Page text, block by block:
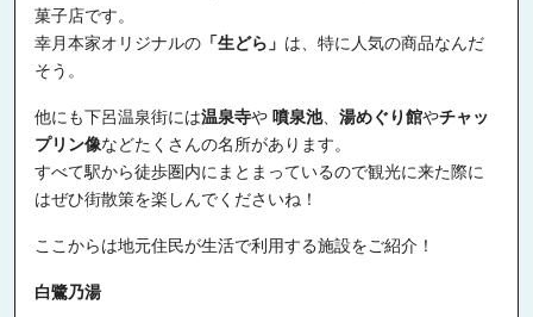
菓子店です。
幸月本家オリジナルの 「生どら」 は、特に人気の商品なんだ
そう。
他にも下呂温泉街には温泉寺や 噴泉池、 湯めぐり館やチャッ
プリン像などたくさんの名所があります。
すべて駅から徒歩圏内にまとまっているので観光に来た際に
はぜひ街散策を楽しんでくださいね！
ここからは地元住民が生活で利用する施設をご紹介！
白鷺乃湯